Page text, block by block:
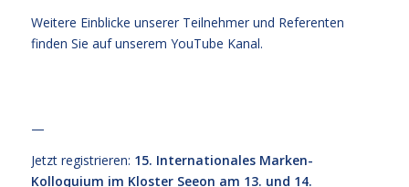
Weitere Einblicke unserer Teilnehmer und Referenten
finden Sie auf unserem YouTube Kanal.
—
Jetzt registrieren: 15. Internationales Marken-
Kolloquium im Kloster Seeon am 13. und 14.